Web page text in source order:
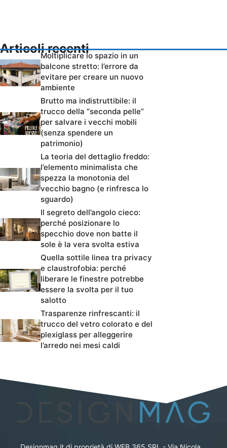
Articoli recenti
Moltiplicare lo spazio in un
balcone stretto: l’errore da
evitare per creare un nuovo
ambiente
Brutto ma indistruttibile: il
trucco della “seconda pelle”
per salvare i vecchi mobili
(senza spendere un
patrimonio)
La teoria del dettaglio freddo:
l’elemento minimalista che
spezza la monotonia del
vecchio bagno (e rinfresca lo
sguardo)
Il segreto dell’angolo cieco:
perché posizionare lo
specchio dove non batte il
sole è la vera svolta estiva
Quella sottile linea tra privacy
e claustrofobia: perché
liberare le finestre potrebbe
essere la svolta per il tuo
salotto
Trasparenze rinfrescanti: il
trucco del vetro colorato e del
plexiglass per alleggerire
l’arredo nei mesi caldi